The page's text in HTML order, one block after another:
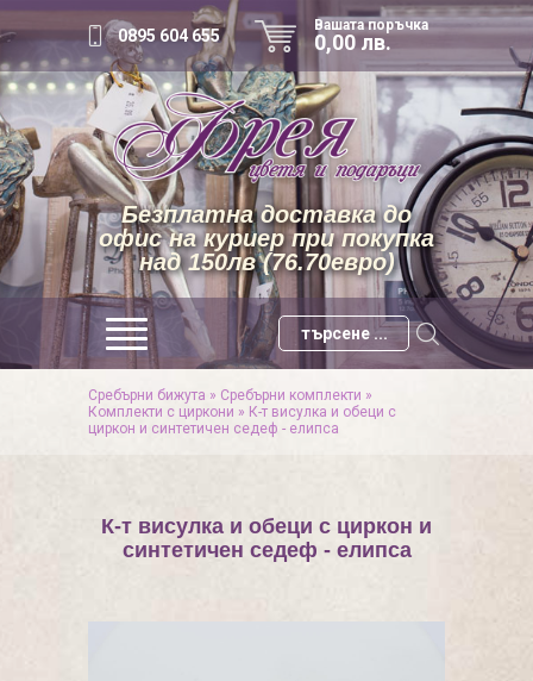
0895 604 655
Вашата поръчка
0,00 лв.
Безплатна доставка до
офис на куриер при покупка
над 150лв (76.70евро)
Сребърни бижута » Сребърни комплекти »
Комплекти с циркони » К-т висулка и обеци с
циркон и синтетичен седеф - елипса
К-т висулка и обеци с циркон и
синтетичен седеф - елипса